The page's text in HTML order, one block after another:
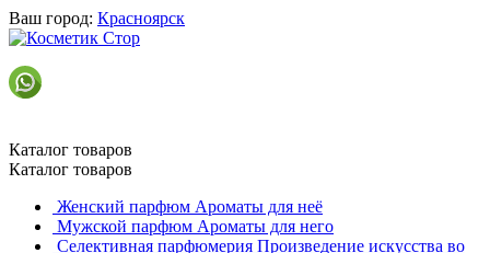
Ваш город: Красноярск
Каталог товаров
Каталог товаров
Женский парфюм Ароматы для неё
Мужской парфюм Ароматы для него
Селективная парфюмерия Произведение искусства во